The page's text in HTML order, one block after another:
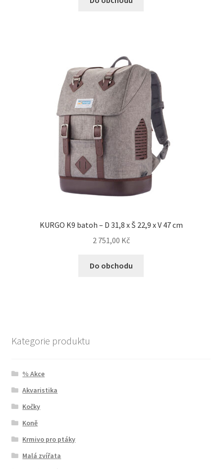
KURGO K9 batoh – D 31,8 x Š 22,9 x V 47 cm
2 751,00 Kč
Do obchodu
Kategorie produktu
% Akce
Akvaristika
Kočky
Koně
Krmivo pro ptáky
Malá zvířata